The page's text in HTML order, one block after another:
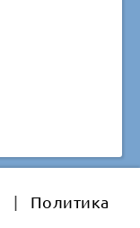
|
Политика